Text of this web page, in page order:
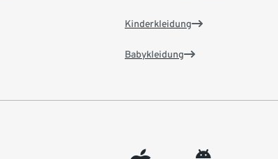
Kinderkleidung
Babykleidung